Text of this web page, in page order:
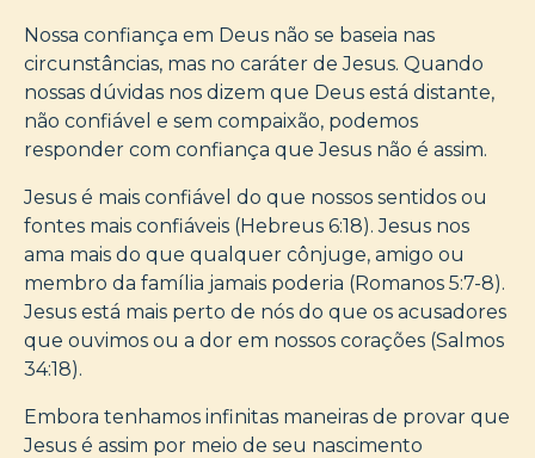
Nossa confiança em Deus não se baseia nas
circunstâncias, mas no caráter de Jesus. Quando
nossas dúvidas nos dizem que Deus está distante,
não confiável e sem compaixão, podemos
responder com confiança que Jesus não é assim.
Jesus é mais confiável do que nossos sentidos ou
fontes mais confiáveis (Hebreus 6:18). Jesus nos
ama mais do que qualquer cônjuge, amigo ou
membro da família jamais poderia (Romanos 5:7-8).
Jesus está mais perto de nós do que os acusadores
que ouvimos ou a dor em nossos corações (Salmos
34:18).
Embora tenhamos infinitas maneiras de provar que
Jesus é assim por meio de seu nascimento